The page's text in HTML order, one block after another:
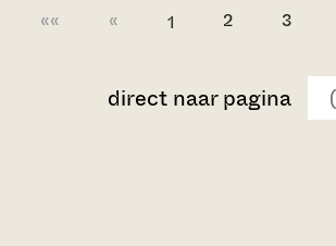
«« « 1 2 3
direct naar pagina